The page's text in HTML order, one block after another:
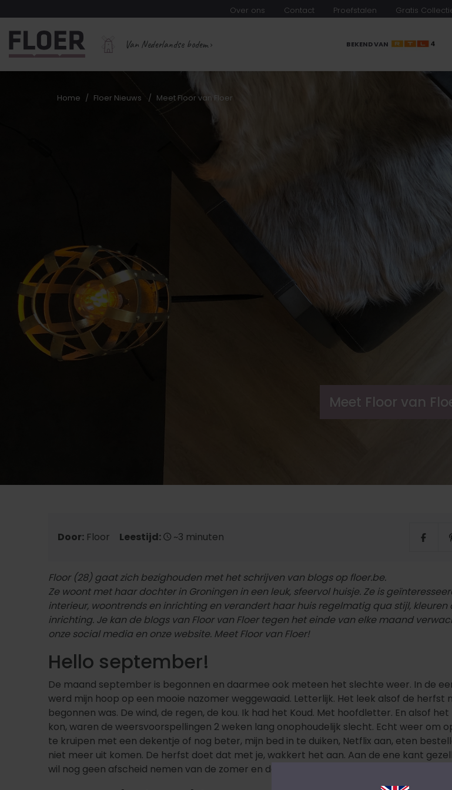
Over ons Contact Proefstalen Gratis
Van Nederlandse bodem BEKEND VAN
Home Floer Nieuws Meet Floor van Floer
Meet Floor van
Door: Floor Leestijd: ~3 minuten
Floor (28) gaat zich bezighouden met het schrijven van blogs op floer.be.
Ze woont met haar dochter in Groningen in een leuk, sfeervol huisje. Ze is
interieur, woontrends en inrichting en verandert haar huis regelmatig qua stijl, kleuren
inrichting. Je kan de blogs van Floor van Floer tegen het einde van elke maand
onze social media en onze website. Meet Floor van Floer!
Hello september!
De maand september is begonnen en daarmee ook meteen het slechte weer. In de
werd mijn hoop op een mooie nazomer weggewaaid. Letterlijk. Het leek alsof de herfst
begonnen was. De wind, de regen, de kou. Ik had het Koud. Met hoofdletter. En alsof
kon, waren de weersvoorspellingen 2 weken lang onophoudelijk slecht. Echt weer om
te kruipen met een dekentje of nog beter, mijn bed in te duiken, Netflix aan, eten
niet meer uit komen. De herfst doet dat met je, wakkert het aan. Aan de ene kant
wil nog geen afscheid nemen van de zomer en de mooie zonnige dagen.